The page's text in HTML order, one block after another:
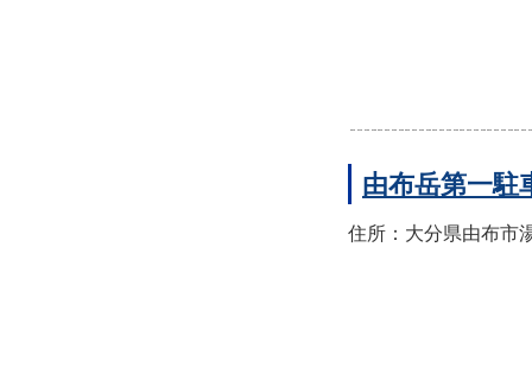
由布岳第一駐
住所：大分県由布市